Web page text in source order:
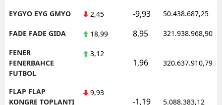
EYGYO EYG GMYO 2,45 -9,93 50.438.687,25
FADE FADE GIDA 18,99 8,95 321.938.968,90
FENER
FENERBAHCE
FUTBOL
3,12
1,96 320.637.910,79
FLAP FLAP
KONGRE TOPLANTI
9,93
-1,19 5.088.383,12